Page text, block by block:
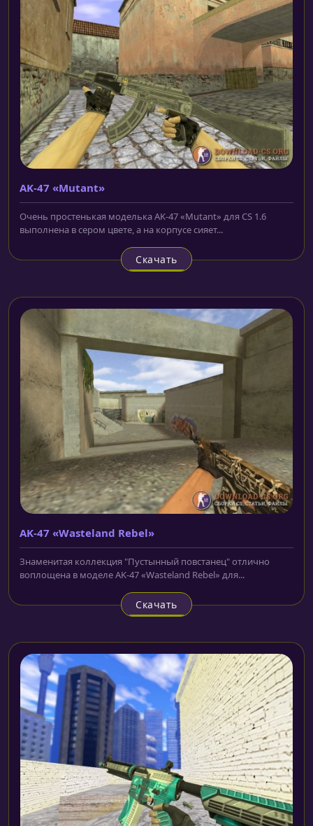
AK-47 «Mutant»
Очень простенькая моделька AK-47 «Mutant» для CS 1.6
выполнена в сером цвете, а на корпусе сияет...
Скачать
AK-47 «Wasteland Rebel»
Знаменитая коллекция "Пустынный повстанец" отлично
воплощена в моделе AK-47 «Wasteland Rebel» для...
Скачать